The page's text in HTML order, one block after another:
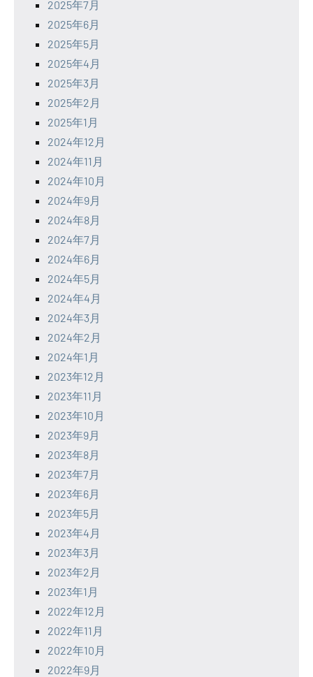
2025年7月
2025年6月
2025年5月
2025年4月
2025年3月
2025年2月
2025年1月
2024年12月
2024年11月
2024年10月
2024年9月
2024年8月
2024年7月
2024年6月
2024年5月
2024年4月
2024年3月
2024年2月
2024年1月
2023年12月
2023年11月
2023年10月
2023年9月
2023年8月
2023年7月
2023年6月
2023年5月
2023年4月
2023年3月
2023年2月
2023年1月
2022年12月
2022年11月
2022年10月
2022年9月